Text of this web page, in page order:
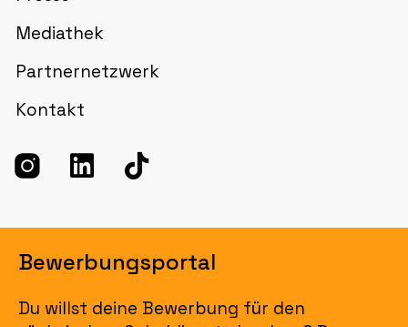
Mediathek
Partnernetzwerk
Kontakt
Bewerbungsportal
Du willst deine Bewerbung für den